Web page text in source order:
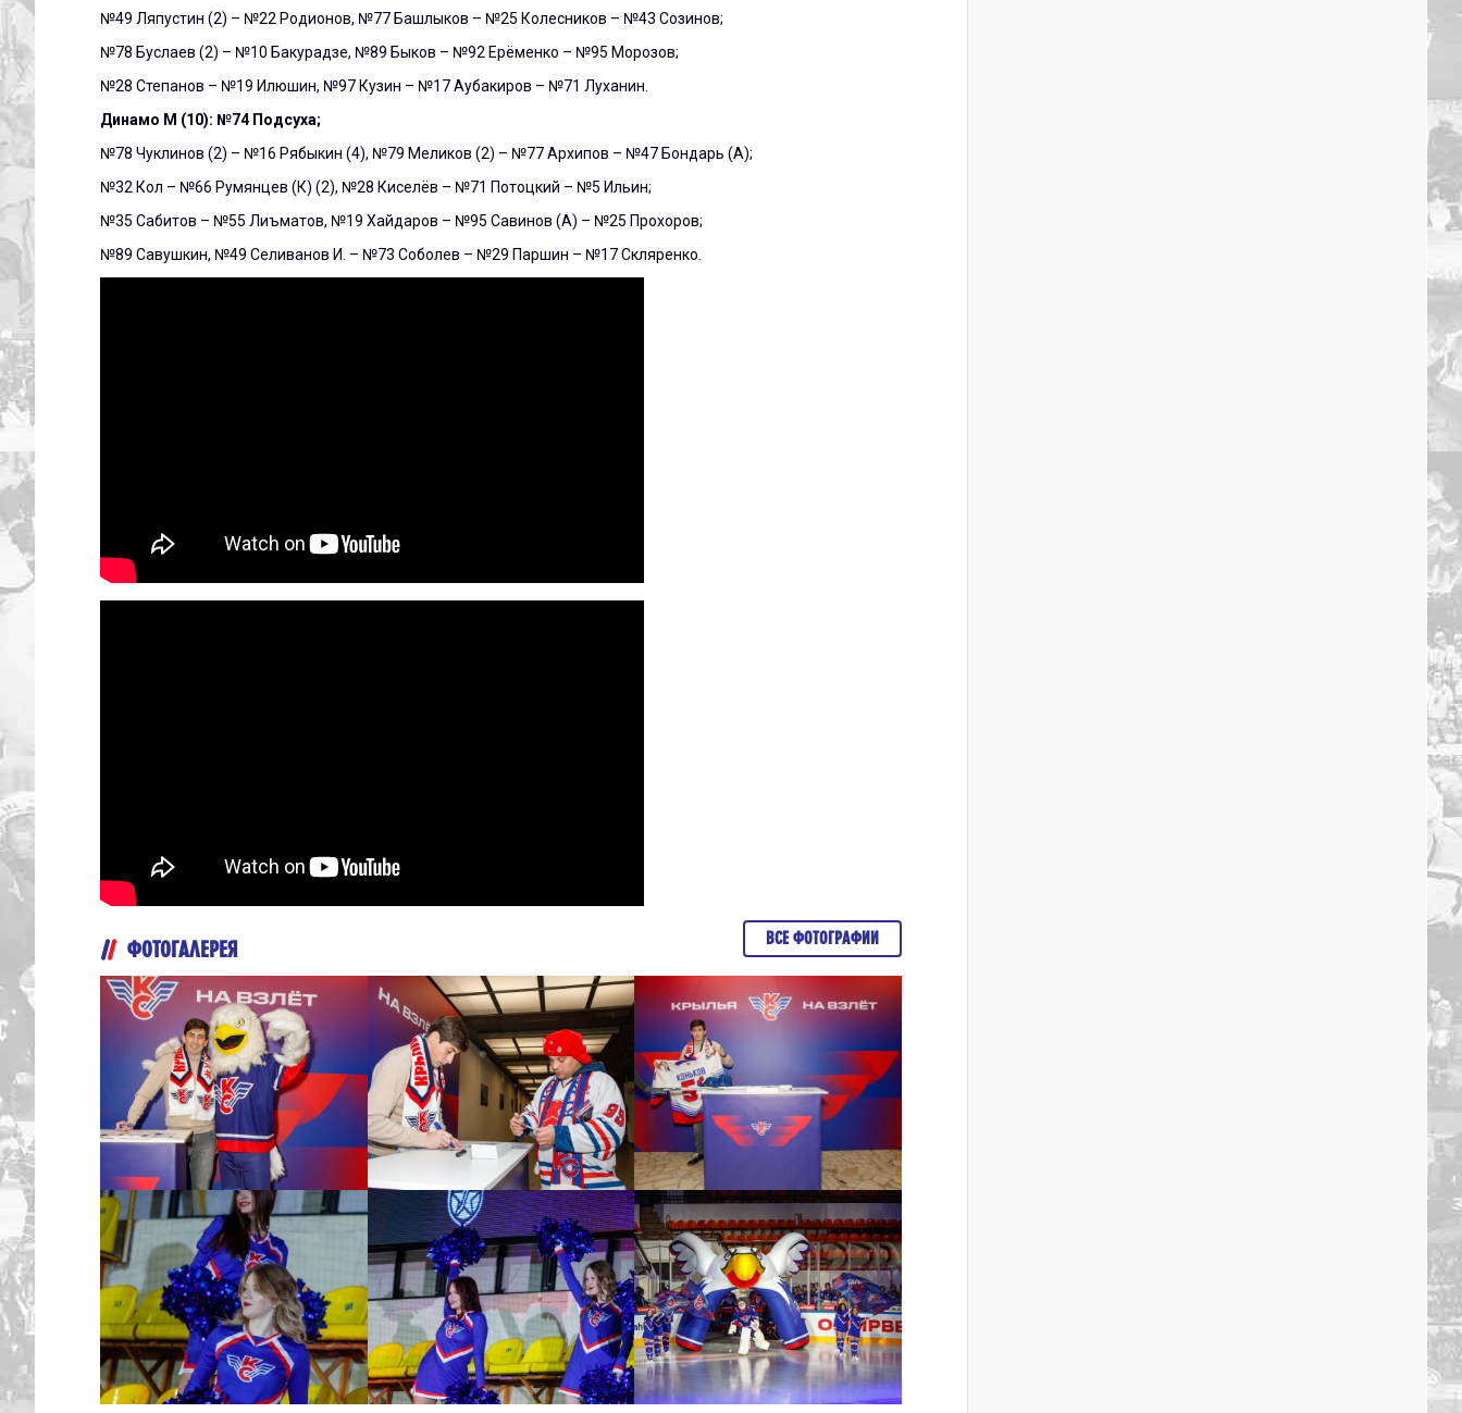
№49 Ляпустин (2) – №22 Родионов, №77 Башлыков – №25 Колесников – №43 Созинов;
№78 Буслаев (2) – №10 Бакурадзе, №89 Быков – №92 Ерёменко – №95 Морозов;
№28 Степанов – №19 Илюшин, №97 Кузин – №17 Аубакиров – №71 Луханин.
Динамо М (10): №74 Подсуха;
№78 Чуклинов (2) – №16 Рябыкин (4), №79 Меликов (2) – №77 Архипов – №47 Бондарь (А);
№32 Кол – №66 Румянцев (К) (2), №28 Киселёв – №71 Потоцкий – №5 Ильин;
№35 Сабитов – №55 Лиъматов, №19 Хайдаров – №95 Савинов (А) – №25 Прохоров;
№89 Савушкин, №49 Селиванов И. – №73 Соболев – №29 Паршин – №17 Скляренко.
ФОТОГАЛЕРЕЯ ВСЕ ФОТОГРАФИИ